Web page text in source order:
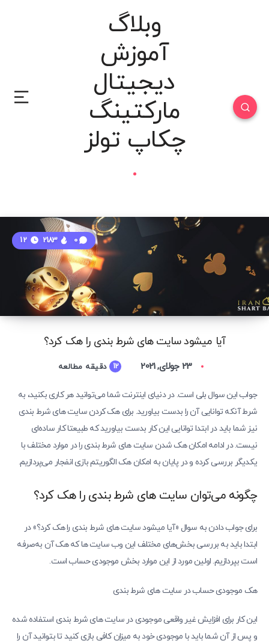
وبلاگ
آموزش
دیجیتال
مارکتینگ
چکاپ تولز
آیا میشود سایت های شرط بندی را هک کرد؟
0
2183
23 جولای, 2021 12 دقیقه مطالعه
جواب این سوال بلی است. در دنیای اینترنت شما می‌توانید هر کاری بکنید، به
شرط آنکه توانایی آن را بدست بیاورید. برای هک کردن سایت های شرط بندی
نیز شما باید در ابتدا توانایی این کار بدست بیاورید که طبیعتا کار ساده‌ای
نیست. در ادامه امکان هک شدن سایت های شرط بندی را در موارد مختلف با
یکدیگر بررسی کرده و در پایان به امکان هک الگوریتم بازی انفجار می‌پردازیم.
چگونه می‌توان سایت های شرط بندی را هک کرد؟
برای جواب دادن به سوال «آیا میشود سایت های شرط بندی را هک کرد؟» در
ابتدا باید به بررسی بخش‌های مختلف این وب سایت ها که هک آن به‌صرفه
است بپردازیم. اولین مورد از این موارد بخش موجودی حساب است.
هک موجودی حساب در سایت های شرط بندی
این کار برای افزایش غیر واقعی موجودی در سایت‌ های شرط بندی استفاده شده
و پس از آن شما باید با موجودی خود به میزان کافی بازی کنید تا بتوانید آن را